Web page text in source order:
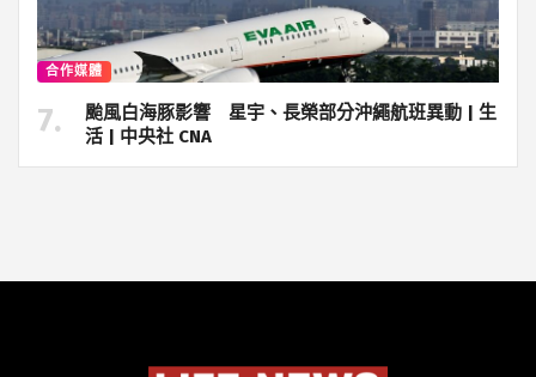
合作媒體
颱風白海豚影響 星宇、長榮部分沖繩航班異動 | 生
活 | 中央社 CNA